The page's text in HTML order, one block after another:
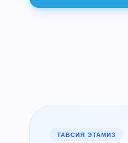
ТАВСИЯ ЭТАМИЗ